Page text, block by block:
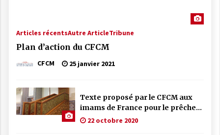
Articles récentsAutre ArticleTribune
Plan d’action du CFCM
CFCM 25 janvier 2021
Texte proposé par le CFCM aux
imams de France pour le prêche
du vendredi
22 octobre 2020